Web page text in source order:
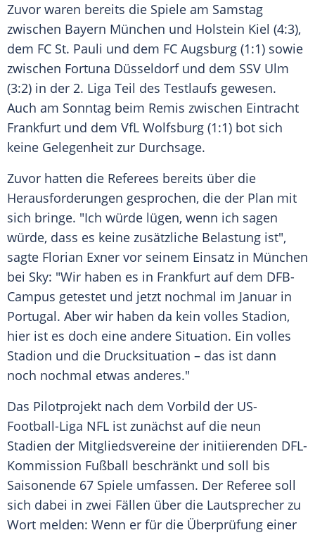
Zuvor waren bereits die Spiele am Samstag
zwischen Bayern München und Holstein Kiel (4:3),
dem FC St. Pauli und dem FC Augsburg (1:1) sowie
zwischen Fortuna Düsseldorf und dem SSV Ulm
(3:2) in der 2. Liga Teil des Testlaufs gewesen.
Auch am Sonntag beim Remis zwischen Eintracht
Frankfurt und dem VfL Wolfsburg (1:1) bot sich
keine Gelegenheit zur Durchsage.
Zuvor hatten die Referees bereits über die
Herausforderungen gesprochen, die der Plan mit
sich bringe. "Ich würde lügen, wenn ich sagen
würde, dass es keine zusätzliche Belastung ist",
sagte Florian Exner vor seinem Einsatz in München
bei Sky: "Wir haben es in Frankfurt auf dem DFB-
Campus getestet und jetzt nochmal im Januar in
Portugal. Aber wir haben da kein volles Stadion,
hier ist es doch eine andere Situation. Ein volles
Stadion und die Drucksituation – das ist dann
noch nochmal etwas anderes."
Das Pilotprojekt nach dem Vorbild der US-
Football-Liga NFL ist zunächst auf die neun
Stadien der Mitgliedsvereine der initiierenden DFL-
Kommission Fußball beschränkt und soll bis
Saisonende 67 Spiele umfassen. Der Referee soll
sich dabei in zwei Fällen über die Lautsprecher zu
Wort melden: Wenn er für die Überprüfung einer